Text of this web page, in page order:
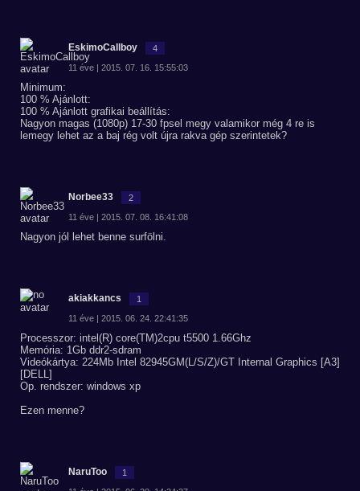
EskimoCallboy 4
11 éve | 2015. 07. 16. 15:55:03
Minimum:
100 % Ajánlott:
100 % Ajánlott grafikai beállítás:
Nagyon magas (1080p) 17-30 fpsel megy valamikor még 4 re is
lemegy lehet az a baj rég volt újra rakva gép szerintetek?
Norbee33 2
11 éve | 2015. 07. 08. 16:41:08
Nagyon jól lehet benne surfölni.
akiakkancs 1
11 éve | 2015. 06. 24. 22:41:35
Processzor: intel(R) core(TM)2cpu t5500 1.66Ghz
Memória: 1Gb ddr2-sdram
Videókártya: 224Mb Intel 82945GM(L/S/Z)/GT Internal Graphics [A3]
[DELL]
Op. rendszer: windows xp
Ezen menne?
NaruToo 1